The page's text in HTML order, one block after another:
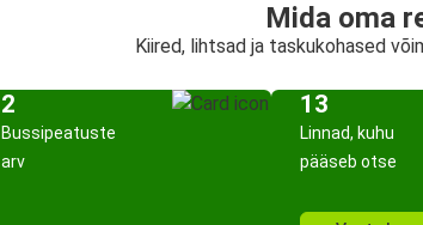
Mida oma
Kiired, lihtsad ja taskukohased
2
Bussipeatuste
arv
13
Linnad, kuhu
pääseb otse